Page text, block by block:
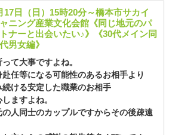
17日（日）15時20分～橋本市サカイ
ニング産業文化会館《同じ地元のパ
ナーと出会いたい♪》《30代メイン同
男女編》
て大事ですよね。
任等になる可能性のあるお相手より
ける安定した職業のお相手
ますよね。
人同士のカップルですからその後疎遠